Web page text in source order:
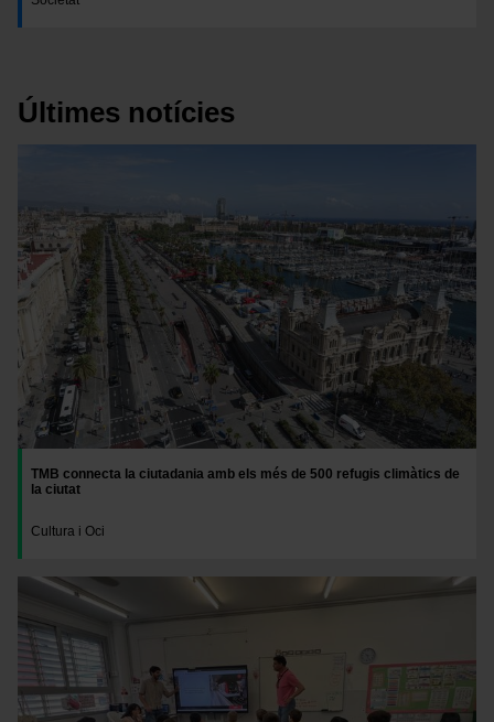
Últimes notícies
TMB connecta la ciutadania amb els més de 500 refugis climàtics de
la ciutat
Cultura i Oci